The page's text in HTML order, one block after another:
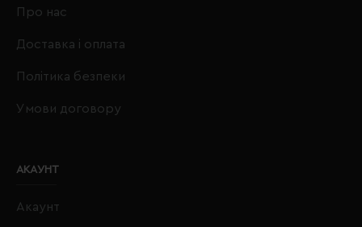
Про нас
Доставка і оплата
Політика безпеки
Умови договору
АКАУНТ
Акаунт